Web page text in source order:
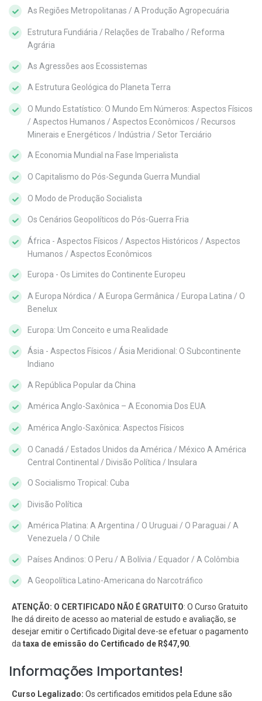
As Regiões Metropolitanas / A Produção Agropecuária
Estrutura Fundiária / Relações de Trabalho / Reforma
Agrária
As Agressões aos Ecossistemas
A Estrutura Geológica do Planeta Terra
O Mundo Estatístico: O Mundo Em Números: Aspectos Físicos
/ Aspectos Humanos / Aspectos Econômicos / Recursos
Minerais e Energéticos / Indústria / Setor Terciário
A Economia Mundial na Fase Imperialista
O Capitalismo do Pós-Segunda Guerra Mundial
O Modo de Produção Socialista
Os Cenários Geopolíticos do Pós-Guerra Fria
África - Aspectos Físicos / Aspectos Históricos / Aspectos
Humanos / Aspectos Econômicos
Europa - Os Limites do Continente Europeu
A Europa Nórdica / A Europa Germânica / Europa Latina / O
Benelux
Europa: Um Conceito e uma Realidade
Ásia - Aspectos Físicos / Ásia Meridional: O Subcontinente
Indiano
A República Popular da China
América Anglo-Saxônica – A Economia Dos EUA
América Anglo-Saxônica: Aspectos Físicos
O Canadá / Estados Unidos da América / México A América
Central Continental / Divisão Política / Insulara
O Socialismo Tropical: Cuba
Divisão Política
América Platina: A Argentina / O Uruguai / O Paraguai / A
Venezuela / O Chile
Países Andinos: O Peru / A Bolívia / Equador / A Colômbia
A Geopolítica Latino-Americana do Narcotráfico
ATENÇÃO: O CERTIFICADO NÃO É GRATUITO: O Curso Gratuito
lhe dá direito de acesso ao material de estudo e avaliação, se
desejar emitir o Certificado Digital deve-se efetuar o pagamento
dataxa de emissão do Certificado de R$47,90.
Informações Importantes!
Curso Legalizado: Os certificados emitidos pela Edune são